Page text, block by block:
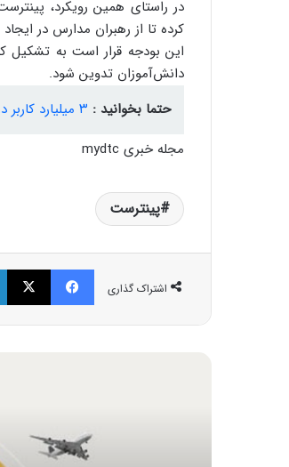
کرده تا از رهبران مدارس در
این بودجه قرار است به تشکیل
دانش‌آموزان تدوین شود.
حتما بخوانید : ۳ میلیارد کاربر در خطر؟ بررسی تأثیر هوش مصنوعی بر امنیت واتس‌اپ
مجله خبری mydtc
پینترست
اشتراک گذاری
فیسبوک